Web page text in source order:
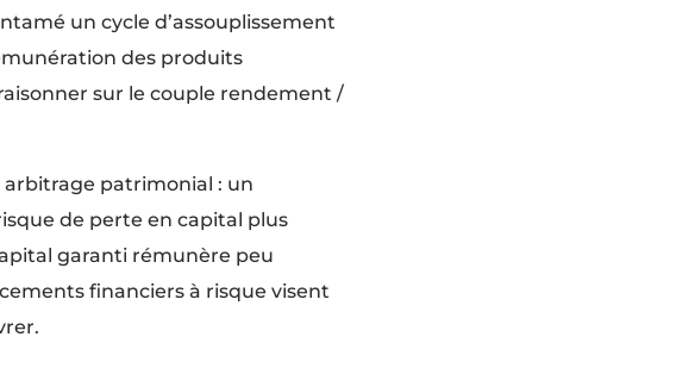
un cycle d’assouplissement
des produits
sur le couple rendement /
patrimonial : un
de perte en capital plus
garanti rémunère peu
financiers à risque visent